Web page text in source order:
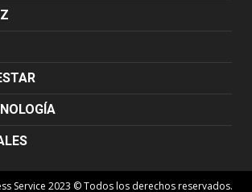
Service 2023 © Todos los derechos reservados.